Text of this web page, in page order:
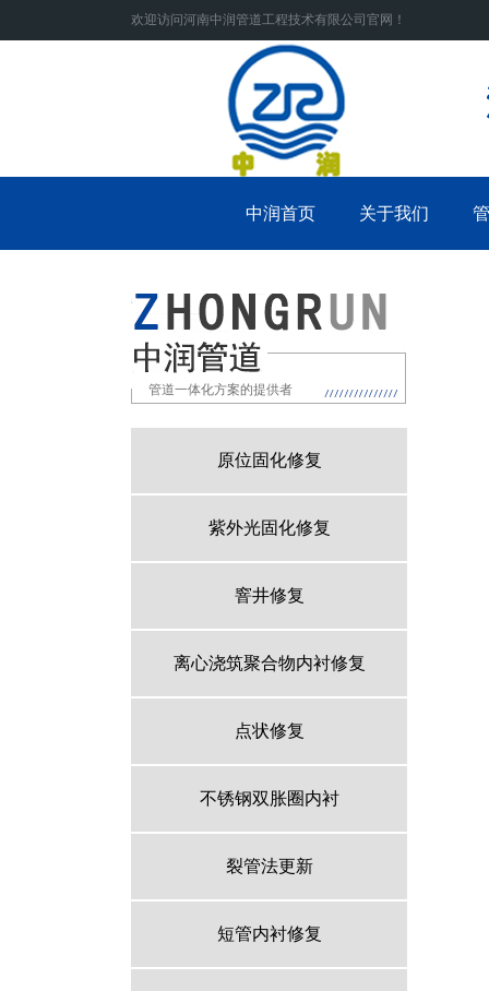
欢迎访问河南中润管道工程技术有限公司官网！
中润首页 关于我们
管道一体化方案的提供者
原位固化修复
紫外光固化修复
窨井修复
离心浇筑聚合物内衬修复
点状修复
不锈钢双胀圈内衬
裂管法更新
短管内衬修复